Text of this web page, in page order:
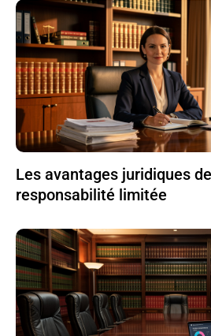
Les avantages juridiques
responsabilité limitée